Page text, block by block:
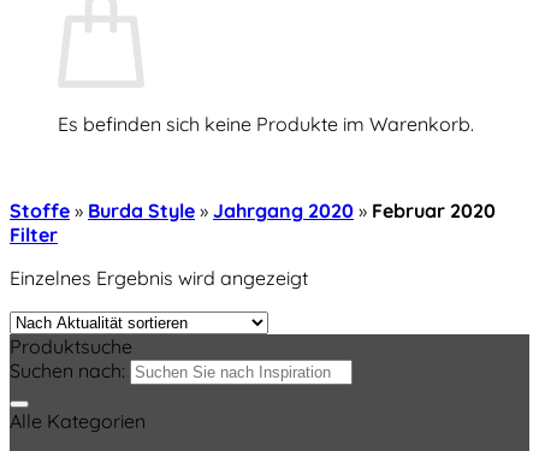
Es befinden sich keine Produkte im Warenkorb.
Stoffe » Burda Style » Jahrgang 2020 » Februar 2020
Filter
Einzelnes Ergebnis wird angezeigt
Produktsuche
Suchen nach:
Alle Kategorien